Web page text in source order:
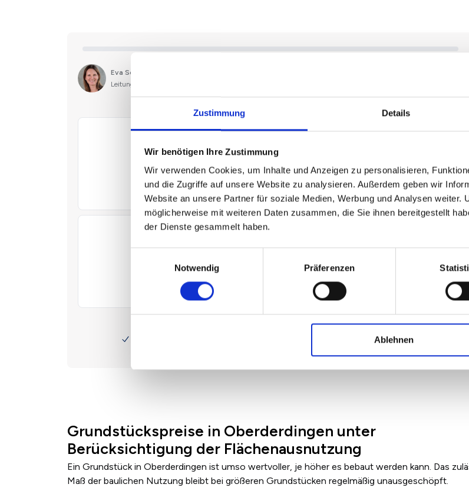
Zustimmung Details
Wir benötigen Ihre Zustimmung
Wir verwenden Cookies, um Inhalte und Anzeigen zu personalisieren,
und die Zugriffe auf unsere Website zu analysieren. Außerdem geben wir
Website an unsere Partner für soziale Medien, Werbung und Analysen weiter.
möglicherweise mit weiteren Daten zusammen, die Sie ihnen bereitgestellt
der Dienste gesammelt haben.
Notwendig
Präferenzen
Ablehnen
Grundstückspreise in Oberderdingen unter
Berücksichtigung der Flächenausnutzung
Ein Grundstück in Oberderdingen ist umso wertvoller, je höher es bebaut werden kann. Das
Maß der baulichen Nutzung bleibt bei größeren Grundstücken regelmäßig unausgeschöpft.